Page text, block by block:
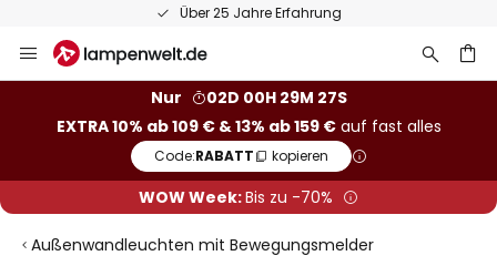
Über 25 Jahre Erfahrung
Inhalt
Nur
02D 00H 29M 27S
EXTRA 10% ab 109 € & 13% ab 159 €auf fast alles
Code:RABATT kopieren
WOW Week:Bis zu -70%
Außenwandleuchten mit Bewegungsmelder